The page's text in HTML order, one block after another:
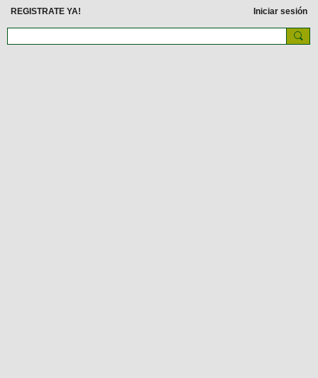
REGISTRATE YA! Iniciar sesión